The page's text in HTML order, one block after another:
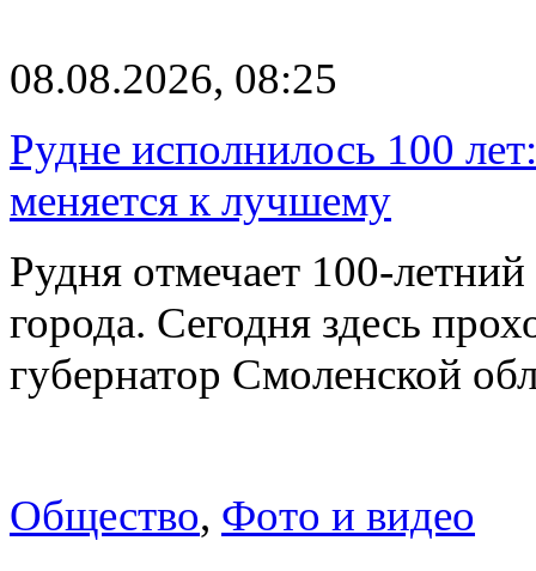
08.08.2026, 08:25
Рудне исполнилось 100
меняется к лучшему
Рудня отмечает 100-
города. Сегодня здесь
губернатор Смоленской
Общество, Фото и видео